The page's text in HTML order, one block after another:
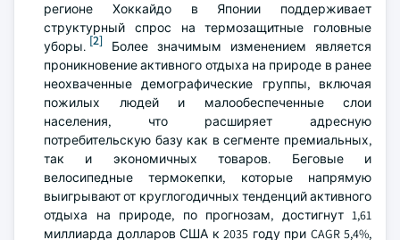
регионе Хоккайдо в Японии поддерживает
структурный спрос на термозащитные головные
уборы. [2] Более значимым изменением является
проникновение активного отдыха на природе в ранее
неохваченные демографические группы, включая
пожилых людей и малообеспеченные слои
населения, что расширяет адресную
потребительскую базу как в сегменте премиальных,
так и экономичных товаров. Беговые и
велосипедные термокепки, которые напрямую
выигрывают от круглогодичных тенденций активного
отдыха на природе, по прогнозам, достигнут 1,61
миллиарда долларов США к 2035 году при CAGR 5,4%,